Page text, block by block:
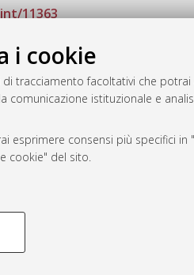
i cookie
tracciamento facoltativi che
comunicazione istituzionale e
esprimere consensi più specifici
cookie" del sito.
- NECESSARI
11363